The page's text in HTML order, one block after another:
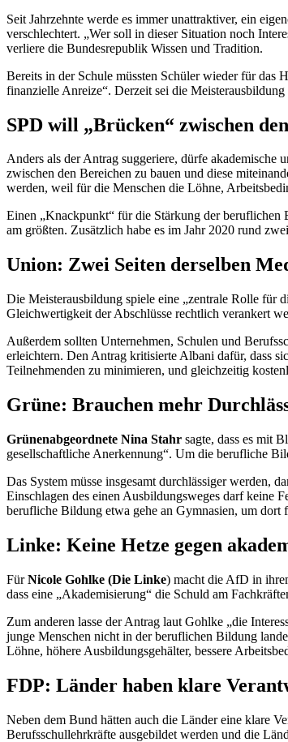
Seit Jahrzehnte werde es immer unattraktiver, ein
verschlechtert. „Wer soll in dieser Situation noch
verliere die Bundesrepublik Wissen und Tradition.
Bereits in der Schule müssten Schüler wieder für das
finanzielle Anreize“. Derzeit sei die Meisterausbildung
SPD will „Brücken“ zwischen
Anders als der Antrag suggeriere, dürfe akademische
zwischen den Bereichen zu bauen und diese
werden, weil für die Menschen die Löhne,
Einen „Knackpunkt“ für die Stärkung der beruflichen
am größten. Zusätzlich habe es im Jahr 2020 rund
Union: Zwei Seiten derselben
Die Meisterausbildung spiele eine „zentrale Rolle für
Gleichwertigkeit der Abschlüsse rechtlich verankert
Außerdem sollten Unternehmen, Schulen und
erleichtern. Den Antrag kritisierte Albani dafür, dass
Teilnehmenden zu minimieren, und gleichzeitig
Grüne: Brauchen mehr
Grünenabgeordnete Nina Stahr sagte, dass es mit
gesellschaftliche Anerkennung“. Um die berufliche
Das System müsse insgesamt durchlässiger werden,
Einschlagen des einen Ausbildungsweges darf keine
berufliche Bildung etwa gehe an Gymnasien, um dort
Linke: Keine Hetze gegen
FürNicole Gohlke (Die Linke) macht die AfD in
dass eine „Akademisierung“ die Schuld am
Zum anderen lasse der Antrag laut Gohlke „die
junge Menschen nicht in der beruflichen Bildung
Löhne, höhere Ausbildungsgehälter, bessere
FDP: Länder haben klare
Neben dem Bund hätten auch die Länder eine klare
Berufsschullehrkräfte ausgebildet werden und die